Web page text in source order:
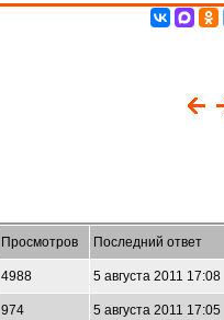
Просмотров Последний ответ
4988 5 августа 2011 17:08
974 5 августа 2011 17:05